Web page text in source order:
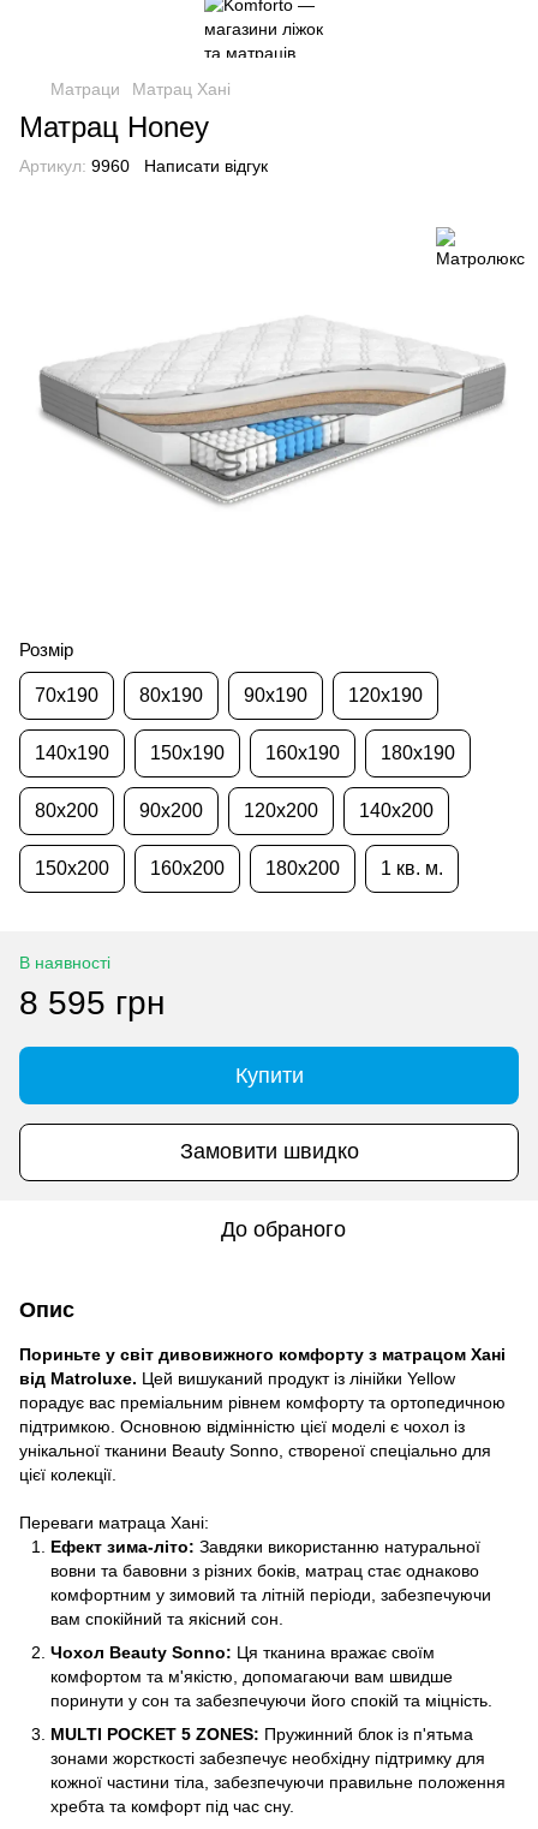
Матраци Матрац Хані
Матрац Honey
Артикул: 9960 Написати відгук
Розмір
70x190 80x190 90x190 120x190
140x190 150x190 160x190 180x190
80x200 90x200 120x200 140x200
150x200 160x200 180x200 1 кв. м.
В наявності
8 595 грн
Купити
Замовити швидко
До обраного
Опис
Пориньте у світ дивовижного комфорту з матрацом Хані
від Matroluxe. Цей вишуканий продукт із лінійки Yellow
порадує вас преміальним рівнем комфорту та ортопедичною
підтримкою. Основною відмінністю цієї моделі є чохол із
унікальної тканини Beauty Sonno, створеної спеціально для
цієї колекції.
Переваги матраца Хані:
Ефект зима-літо: Завдяки використанню натуральної
вовни та бавовни з різних боків, матрац стає однаково
комфортним у зимовий та літній періоди, забезпечуючи
вам спокійний та якісний сон.
Чохол Beauty Sonno: Ця тканина вражає своїм
комфортом та м'якістю, допомагаючи вам швидше
поринути у сон та забезпечуючи його спокій та міцність.
MULTI POCKET 5 ZONES: Пружинний блок із п'ятьма
зонами жорсткості забезпечує необхідну підтримку для
кожної частини тіла, забезпечуючи правильне положення
хребта та комфорт під час сну.